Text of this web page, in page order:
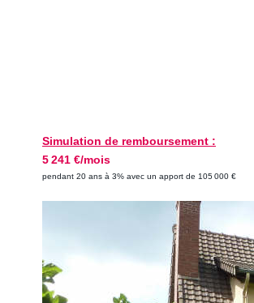
Simulation de remboursement :
5 241 €/mois
pendant 20 ans à 3% avec un apport de 105 000 €
Réf : 05029
MAISONS-LAFFITTE PARC